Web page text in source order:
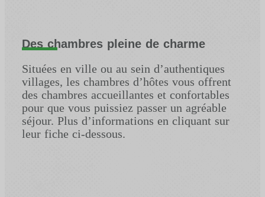
Des chambres pleine de charme
Situées en ville ou au sein d’authentiques
villages, les chambres d’hôtes vous offrent
des chambres accueillantes et confortables
pour que vous puissiez passer un agréable
séjour. Plus d’informations en cliquant sur
leur fiche ci-dessous.